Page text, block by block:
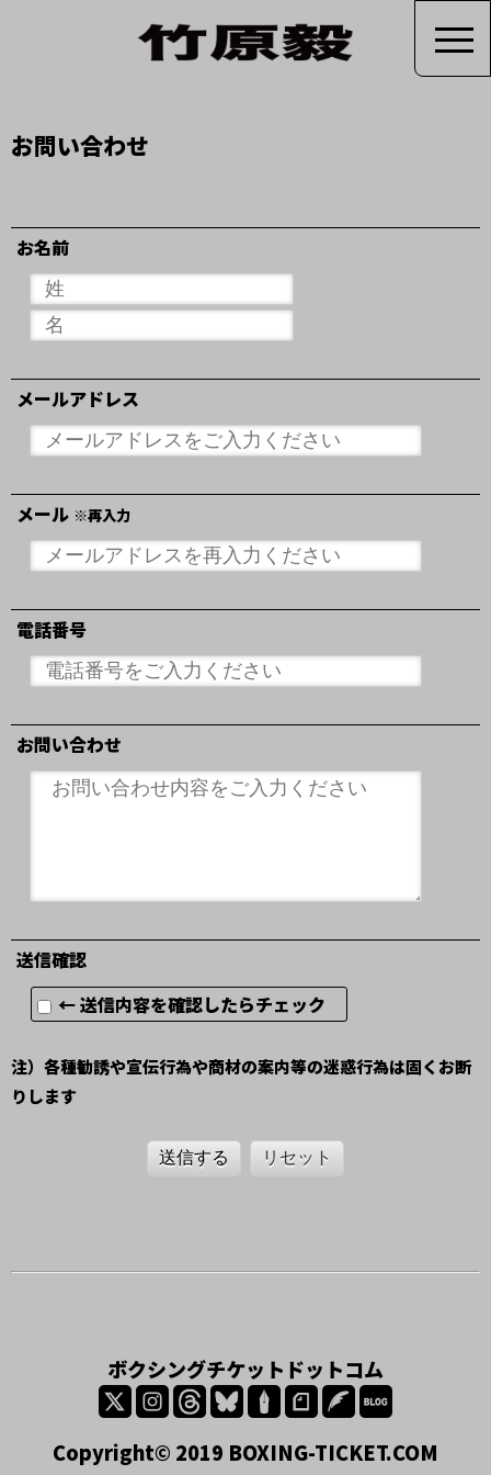
お問い合わせ
お名前
メールアドレス
メール ※再入力
電話番号
お問い合わせ
送信確認
← 送信内容を確認したらチェック
注）各種勧誘や宣伝行為や商材の案内等の迷惑行為は固くお断
りします
送信する リセット
ボクシングチケットドットコム
Copyright© 2019 BOXING-TICKET.COM